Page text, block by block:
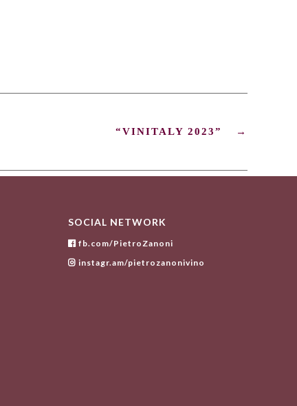
→
“VINITALY 2023”
SOCIAL NETWORK
fb.com/PietroZanoni
instagr.am/pietrozanonivino